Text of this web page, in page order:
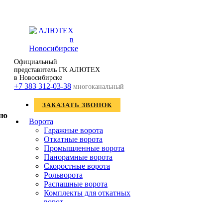
Официальный
представитель ГК АЛЮТЕХ
в Новосибирске
+7 383 312-03-38 многоканальный
ЗАКАЗАТЬ ЗВОНОК
Ворота
Гаражные ворота
Откатные ворота
Промышленные ворота
Панорамные ворота
Скоростные ворота
Рольворота
Распашные ворота
Комплекты для откатных